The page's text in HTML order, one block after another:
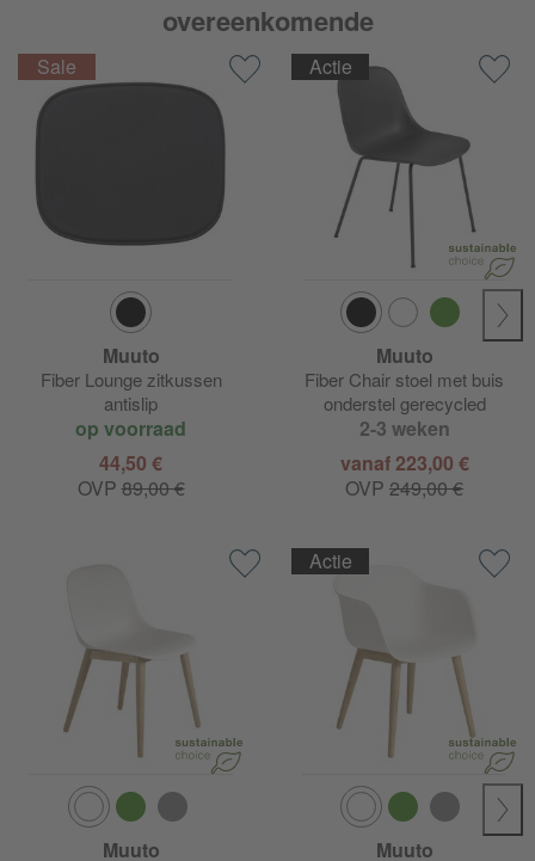
overeenkomende
Muuto
Fiber Lounge zitkussen
antislip
op voorraad
44,50 €
OVP89,00 €
Actie
Muuto
Fiber Chair stoel met buis
onderstel gerecycled
2-3 weken
vanaf 223,00 €
OVP 249,00 €
Muuto
Actie
Muuto